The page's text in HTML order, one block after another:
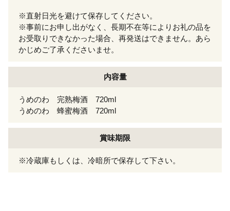
※直射日光を避けて保存してください。
※事前にお申し出がなく、長期不在等によりお礼の品を
お受取りできなかった場合、再発送はできません。あら
かじめご了承くださいませ。
内容量
うめのわ 完熟梅酒 720ml
うめのわ 蜂蜜梅酒 720ml
賞味期限
※冷蔵庫もしくは、冷暗所で保存して下さい。